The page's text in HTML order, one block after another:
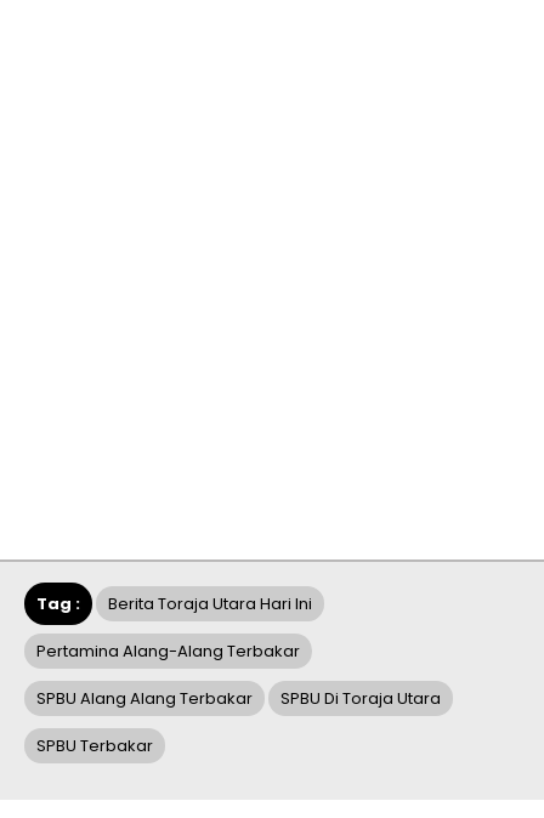
Tag : Berita Toraja Utara Hari Ini
Pertamina Alang-Alang Terbakar
SPBU Alang Alang Terbakar SPBU Di Toraja Utara
SPBU Terbakar